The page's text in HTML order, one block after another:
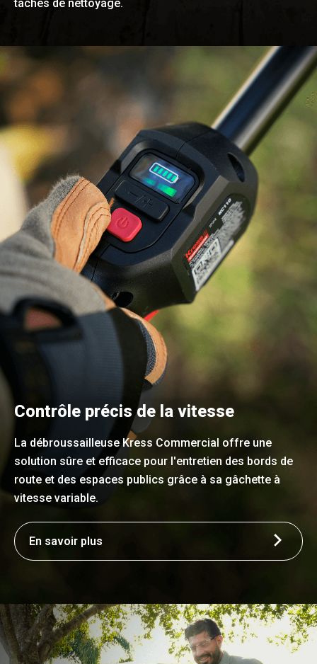
tâches de nettoyage.
Contrôle précis de la vitesse
La débroussailleuse Kress Commercial offre une
solution sûre et efficace pour l'entretien des bords de
route et des espaces publics grâce à sa gâchette à
vitesse variable.
En savoir plus